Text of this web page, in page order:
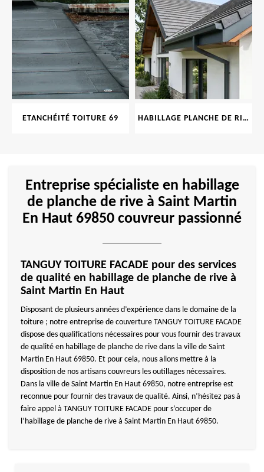
ETANCHÉITÉ TOITURE 69 HABILLAGE PLANCHE DE RIVE 69
Entreprise spécialiste en habillage
de planche de rive à Saint Martin
En Haut 69850 couvreur passionné
TANGUY TOITURE FACADE pour des services
de qualité en habillage de planche de rive à
Saint Martin En Haut
Disposant de plusieurs années d’expérience dans le domaine de la
toiture ; notre entreprise de couverture TANGUY TOITURE FACADE
dispose des qualifications nécessaires pour vous fournir des travaux
de qualité en habillage de planche de rive dans la ville de Saint
Martin En Haut 69850. Et pour cela, nous allons mettre à la
disposition de nos artisans couvreurs les outillages nécessaires.
Dans la ville de Saint Martin En Haut 69850, notre entreprise est
reconnue pour fournir des travaux de qualité. Ainsi, n’hésitez pas à
faire appel à TANGUY TOITURE FACADE pour s’occuper de
l’habillage de planche de rive à Saint Martin En Haut 69850.